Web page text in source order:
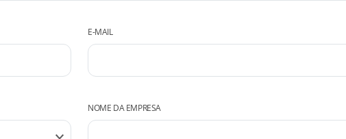
E-MAIL
NOME DA EMPRESA